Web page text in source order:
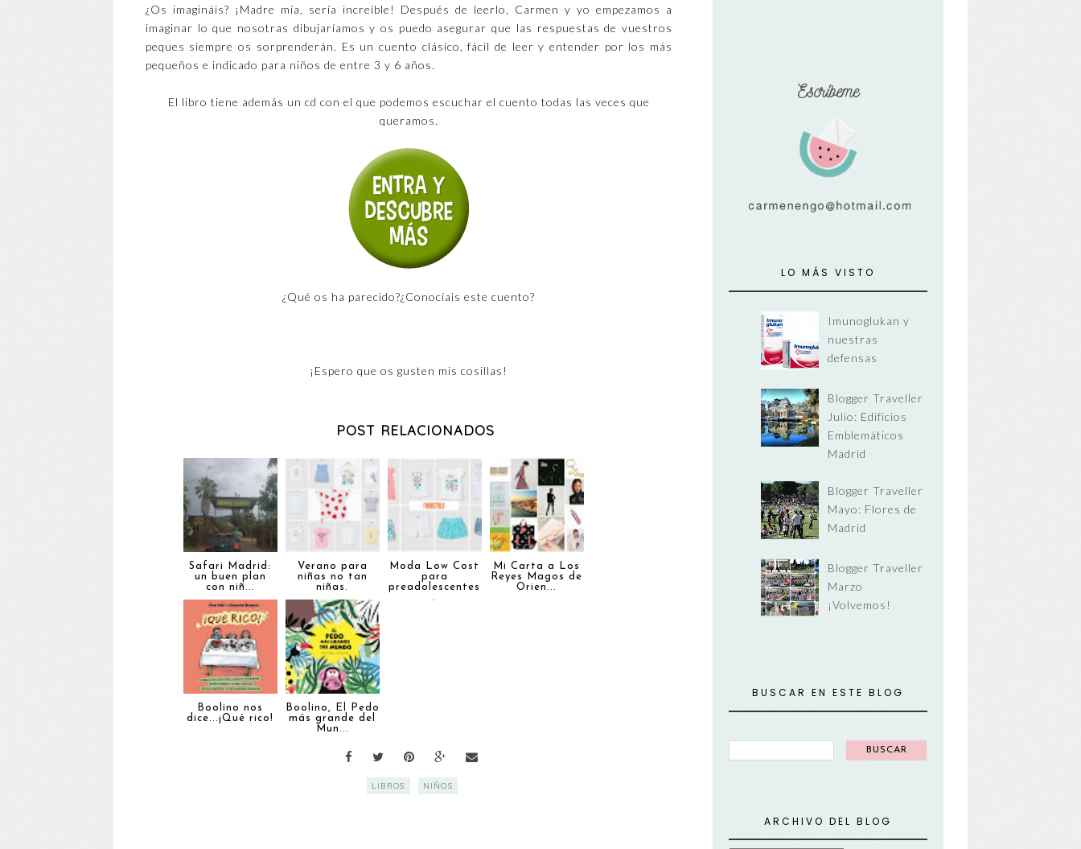
¿Os imagináis? ¡Madre mía, sería increíble! Después de leerlo, Carmen y yo empezamos a
imaginar lo que nosotras dibujaríamos y os puedo asegurar que las respuestas de vuestros
peques siempre os sorprenderán. Es un cuento clásico, fácil de leer y entender por los más
pequeños e indicado para niños de entre 3 y 6 años.
El libro tiene además un cd con el que podemos escuchar el cuento todas las veces que
queramos.
¿Qué os ha parecido?¿Conocíais este cuento?
¡Espero que os gusten mis cosillas!
POST RELACIONADOS
Safari Madrid:
un buen plan
con niñ...
Verano para
niñas no tan
niñas.
Moda Low Cost
para
preadolescentes
.
Mi Carta a Los
Reyes Magos de
Orien...
Boolino nos
dice...¡Qué rico!
Boolino, El Pedo
más grande del
Mun...
LIBROS NIÑOS
LO MÁS VISTO
Imunoglukan y
nuestras
defensas
Blogger Traveller
Julio: Edificios
Emblemáticos
Madrid
Blogger Traveller
Mayo: Flores de
Madrid
Blogger Traveller
Marzo
¡Volvemos!
BUSCAR EN ESTE BLOG
ARCHIVO DEL BLOG